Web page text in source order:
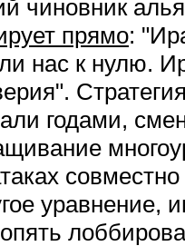
чиновник
прямо:
нас к нулю.
годами,
уравнение,